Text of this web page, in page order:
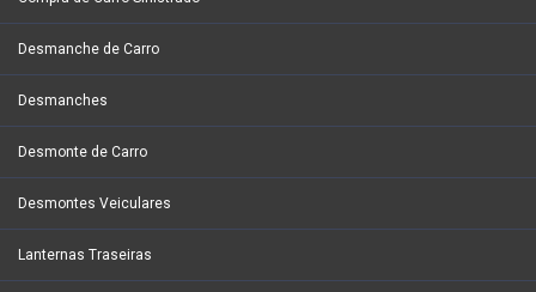
Desmanche de Carro
Desmanches
Desmonte de Carro
Desmontes Veiculares
Lanternas Traseiras